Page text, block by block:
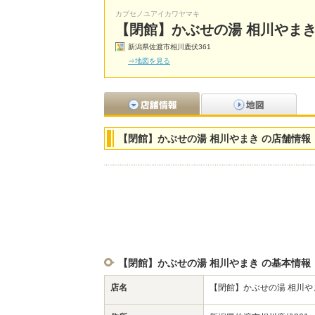
カブセノユアイカワヤマキ
【閉館】かぶせの湯 相川やま
新潟県佐渡市相川鹿伏361
⇒地図を見る
【閉館】かぶせの湯 相川やまき の店舗情報
【閉館】かぶせの湯 相川やまき の基本情報
店名 【閉館】かぶせの湯 相川